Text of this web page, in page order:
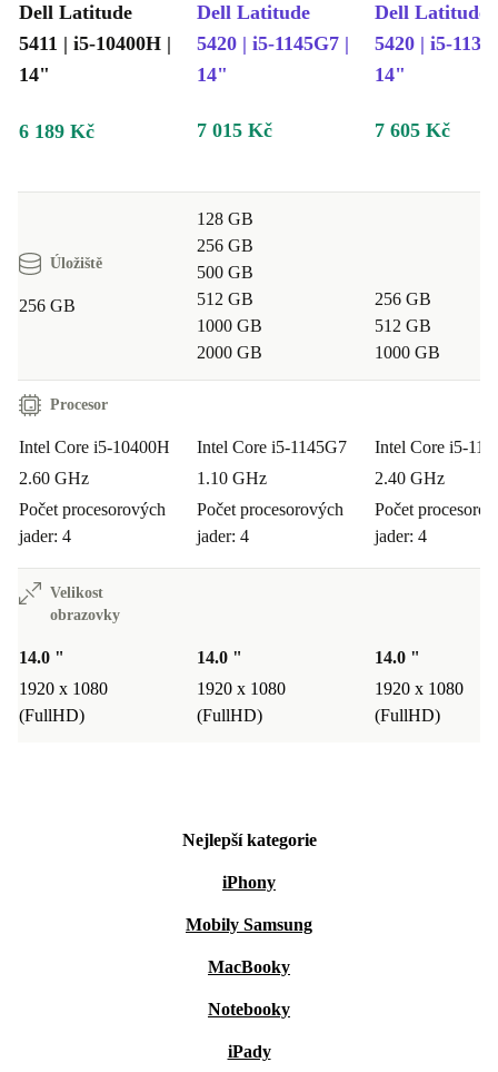
Dell Latitude
5411 | i5-10400H |
14"
Dell Latitude
5420 | i5-1145G7 |
14"
Dell Latitude
5420 | i5-
14"
6 189 Kč 7 015 Kč 7 605 Kč
Úložiště
256 GB
128 GB
256 GB
500 GB
512 GB
1000 GB
2000 GB
256 GB
512 GB
1000 GB
Procesor
Intel Core i5-10400H
2.60 GHz
Počet procesorových
jader: 4
Intel Core i5-1145G7
1.10 GHz
Počet procesorových
jader: 4
Intel Core i5-
2.40 GHz
Počet
jader: 4
Velikost
obrazovky
14.0 "
1920 x 1080
(FullHD)
14.0 "
1920 x 1080
(FullHD)
14.0 "
1920 x 1080
(FullHD)
Nejlepší kategorie
iPhony
Mobily Samsung
MacBooky
Notebooky
iPady